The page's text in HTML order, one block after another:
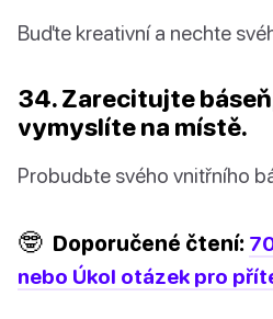
Buďte kreativní a nechte
34. Zarecitujte
vymyslíte na místě.
Probudьte svého vnitřního
🤓 Doporučené čtení:
nebo Úkol otázek pro